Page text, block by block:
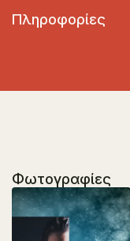
Πληροφορίες
Φωτογραφίες